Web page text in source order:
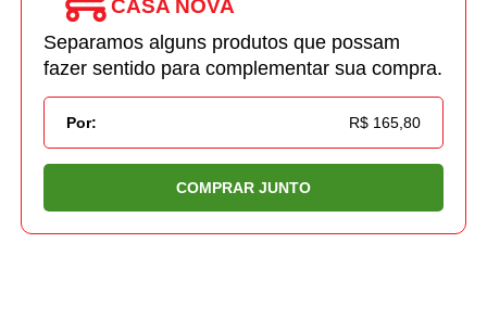
CASA NOVA
Separamos alguns produtos que possam
fazer sentido para complementar sua compra.
Por: R$ 165,80
COMPRAR JUNTO